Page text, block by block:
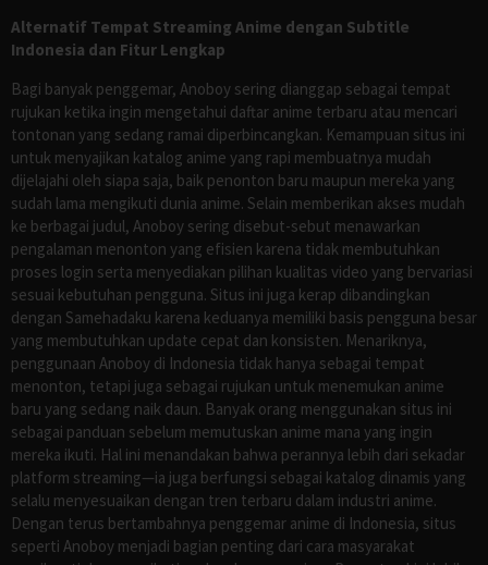
Alternatif Tempat Streaming Anime dengan Subtitle
Indonesia dan Fitur Lengkap
Bagi banyak penggemar, Anoboy sering dianggap sebagai tempat
rujukan ketika ingin mengetahui daftar anime terbaru atau mencari
tontonan yang sedang ramai diperbincangkan. Kemampuan situs ini
untuk menyajikan katalog anime yang rapi membuatnya mudah
dijelajahi oleh siapa saja, baik penonton baru maupun mereka yang
sudah lama mengikuti dunia anime. Selain memberikan akses mudah
ke berbagai judul, Anoboy sering disebut-sebut menawarkan
pengalaman menonton yang efisien karena tidak membutuhkan
proses login serta menyediakan pilihan kualitas video yang bervariasi
sesuai kebutuhan pengguna. Situs ini juga kerap dibandingkan
dengan Samehadaku karena keduanya memiliki basis pengguna besar
yang membutuhkan update cepat dan konsisten. Menariknya,
penggunaan Anoboy di Indonesia tidak hanya sebagai tempat
menonton, tetapi juga sebagai rujukan untuk menemukan anime
baru yang sedang naik daun. Banyak orang menggunakan situs ini
sebagai panduan sebelum memutuskan anime mana yang ingin
mereka ikuti. Hal ini menandakan bahwa perannya lebih dari sekadar
platform streaming—ia juga berfungsi sebagai katalog dinamis yang
selalu menyesuaikan dengan tren terbaru dalam industri anime.
Dengan terus bertambahnya penggemar anime di Indonesia, situs
seperti Anoboy menjadi bagian penting dari cara masyarakat